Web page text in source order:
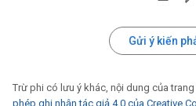
Gửi ý kiến
Trừ phi có lưu ý khác, nội dung của
phép ghi nhận tác giả 4.0 của Creative